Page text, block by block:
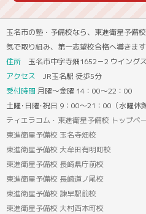
玉名市の塾・予備校なら、東進衛星予
気で取り組み、第一志望校合格へ導きます
住所 玉名市中字寺畑1652－2 ウイング
アクセス JR玉名駅 徒歩5分
受付時間 月曜～金曜 14：00～22：00
土曜･日曜･祝日 9：00～21：00（水曜休
ティエラコム・東進衛星予備校 トップペ
東進衛星予備校 玉名寺畑校
東進衛星予備校 大牟田有明町校
東進衛星予備校 長崎県庁前校
東進衛星予備校 長崎道ノ尾校
東進衛星予備校 諫早駅前校
東進衛星予備校 大村西本町校